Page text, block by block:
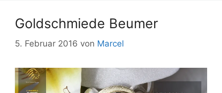
Goldschmiede Beumer
5. Februar 2016 von Marcel